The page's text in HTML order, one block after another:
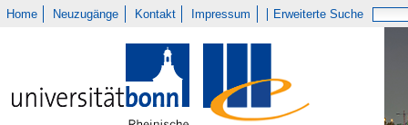
Home Neuzugänge Kontakt Impressum Erweiterte Suche